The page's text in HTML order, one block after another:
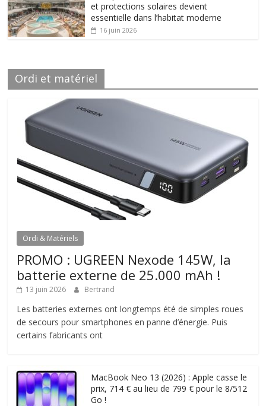
et protections solaires devient
essentielle dans l’habitat moderne
16 juin 2026
Ordi et matériel
Ordi & Matériels
PROMO : UGREEN Nexode 145W, la
batterie externe de 25.000 mAh !
13 juin 2026 Bertrand
Les batteries externes ont longtemps été de simples roues
de secours pour smartphones en panne d’énergie. Puis
certains fabricants ont
MacBook Neo 13 (2026) : Apple casse le
prix, 714 € au lieu de 799 € pour le 8/512
Go !